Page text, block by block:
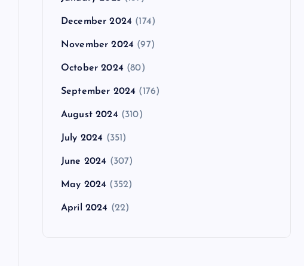
December 2024 (174)
November 2024 (97)
October 2024 (80)
September 2024 (176)
August 2024 (310)
July 2024 (351)
June 2024 (307)
May 2024 (352)
April 2024 (22)